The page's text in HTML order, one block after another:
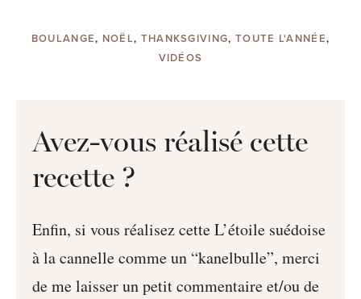
BOULANGE, NOËL, THANKSGIVING, TOUTE L'ANNÉE,
VIDÉOS
Avez-vous réalisé cette
recette ?
Enfin, si vous réalisez cette L’étoile suédoise
à la cannelle comme un “kanelbulle”, merci
de me laisser un petit commentaire et/ou de